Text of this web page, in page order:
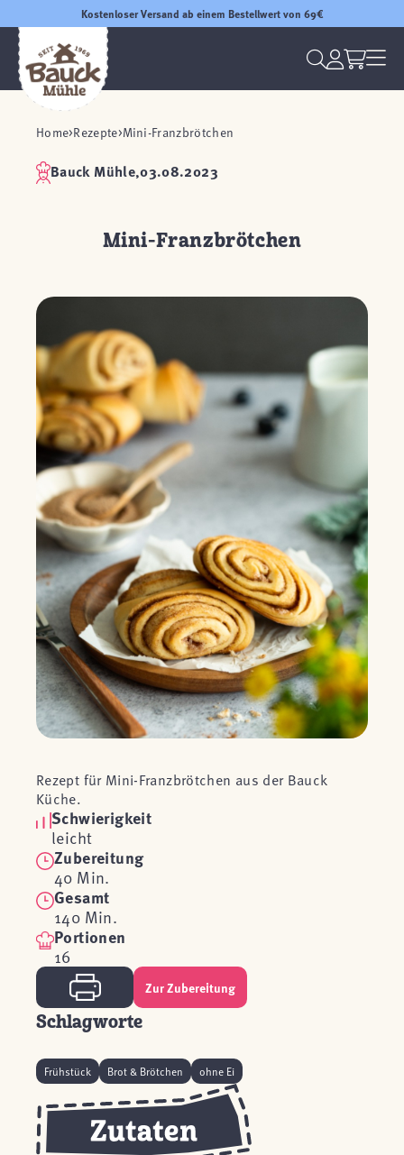
Kostenloser Versand ab einem Bestellwert von 69€
Home Rezepte Mini-Franzbrötchen
Bauck Mühle,03.08.2023
Mini-Franzbrötchen
Rezept für Mini-Franzbrötchen aus der Bauck
Küche.
Schwierigkeit
leicht
Zubereitung
40 Min.
Gesamt
140 Min.
Portionen
16
Zur Zubereitung
Schlagworte
Frühstück Brot & Brötchen ohne Ei